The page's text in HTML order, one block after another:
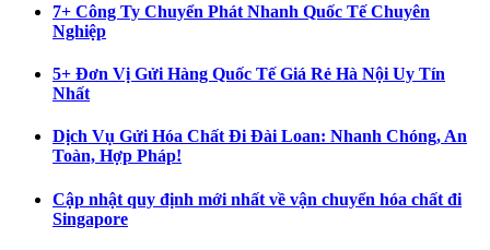
7+ Công Ty Chuyển Phát Nhanh Quốc Tế Chuyên
Nghiệp
5+ Đơn Vị Gửi Hàng Quốc Tế Giá Rẻ Hà Nội Uy Tín
Nhất
Dịch Vụ Gửi Hóa Chất Đi Đài Loan: Nhanh Chóng, An
Toàn, Hợp Pháp!
Cập nhật quy định mới nhất về vận chuyển hóa chất đi
Singapore